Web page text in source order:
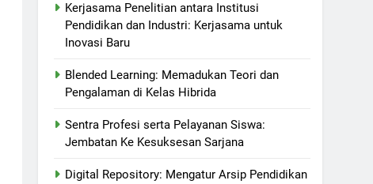
Kerjasama Penelitian antara Institusi
Pendidikan dan Industri: Kerjasama untuk
Inovasi Baru
Blended Learning: Memadukan Teori dan
Pengalaman di Kelas Hibrida
Sentra Profesi serta Pelayanan Siswa:
Jembatan Ke Kesuksesan Sarjana
Digital Repository: Mengatur Arsip Pendidikan